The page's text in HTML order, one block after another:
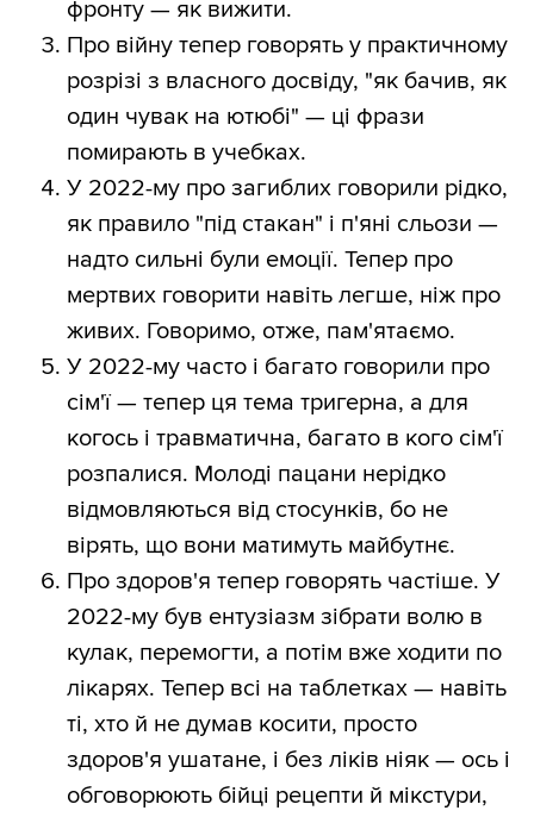
фронту — як вижити.
Про війну тепер говорять у практичному
розрізі з власного досвіду, "як бачив, як
один чувак на ютюбі" — ці фрази
помирають в учебках.
У 2022-му про загиблих говорили рідко,
як правило "під стакан" і п'яні сльози —
надто сильні були емоції. Тепер про
мертвих говорити навіть легше, ніж про
живих. Говоримо, отже, пам'ятаємо.
У 2022-му часто і багато говорили про
сім'ї — тепер ця тема тригерна, а для
когось і травматична, багато в кого сім'ї
розпалися. Молоді пацани нерідко
відмовляються від стосунків, бо не
вірять, що вони матимуть майбутнє.
Про здоров'я тепер говорять частіше. У
2022-му був ентузіазм зібрати волю в
кулак, перемогти, а потім вже ходити по
лікарях. Тепер всі на таблетках — навіть
ті, хто й не думав косити, просто
здоров'я ушатане, і без ліків ніяк — ось і
обговорюють бійці рецепти й мікстури,